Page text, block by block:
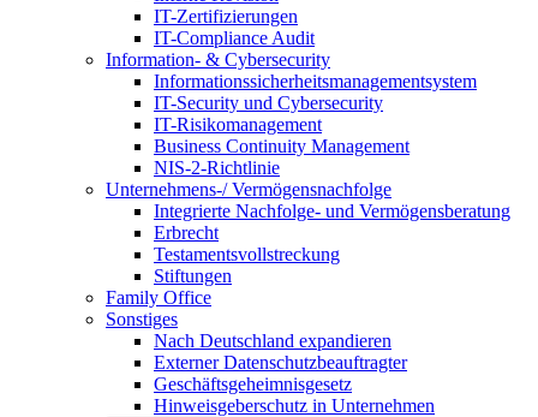
IT-Zertifizierungen
IT-Compliance Audit
Information- & Cybersecurity
Informationssicherheitsmanagementsystem
IT-Security und Cybersecurity
IT-Risikomanagement
Business Continuity Management
NIS-2-Richtlinie
Unternehmens-/Vermögensnachfolge
Integrierte Nachfolge- und Vermögensberatung
Erbrecht
Testamentsvollstreckung
Stiftungen
Family Office
Sonstiges
Nach Deutschland expandieren
Externer Datenschutzbeauftragter
Geschäftsgeheimnisgesetz
Hinweisgeberschutz in Unternehmen